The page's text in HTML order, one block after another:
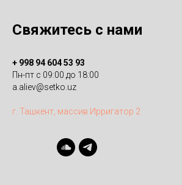
Свяжитесь с нами
+ 998 94 604 53 93
Пн-пт с 09:00 до 18:00
a.aliev@setko.uz
г. Ташкент, массив Ирригатор 2